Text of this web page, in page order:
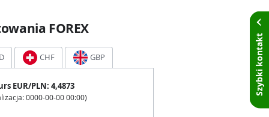
FOREX
CHF GBP
EUR/PLN: 4,4873
0000-00-00 00:00)
Szybki kontakt